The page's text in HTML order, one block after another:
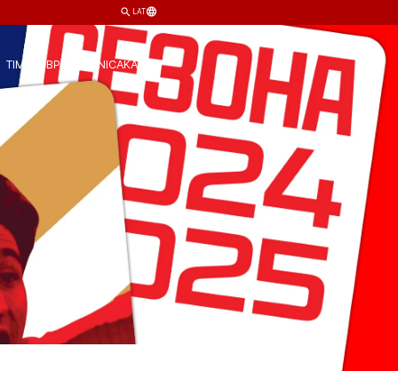
LAT
TIM KLUBPRODAVNICAKARTE